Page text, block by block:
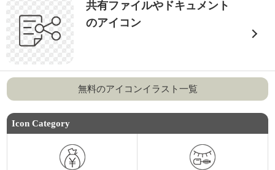
共有ファイルやドキュメント
のアイコン
無料のアイコンイラスト一覧
Icon Category